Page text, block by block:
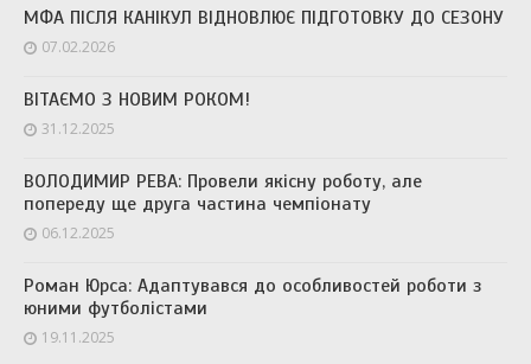
МФА ПІСЛЯ КАНІКУЛ ВІДНОВЛЮЄ ПІДГОТОВКУ ДО СЕЗОНУ
07.02.2026
ВІТАЄМО З НОВИМ РОКОМ!
31.12.2025
ВОЛОДИМИР РЕВА: Провели якісну роботу, але
попереду ще друга частина чемпіонату
06.12.2025
Роман Юрса: Адаптувався до особливостей роботи з
юними футболістами
19.11.2025